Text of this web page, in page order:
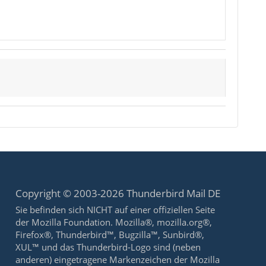
Copyright © 2003-2026 Thunderbird Mail DE
Sie befinden sich NICHT auf einer offiziellen Seite
der Mozilla Foundation. Mozilla®, mozilla.org®,
Firefox®, Thunderbird™, Bugzilla™, Sunbird®,
XUL™ und das Thunderbird-Logo sind (neben
anderen) eingetragene Markenzeichen der Mozilla